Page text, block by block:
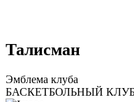
Талисман
Эмблема клуба
БАСКЕТБОЛЬНЫЙ